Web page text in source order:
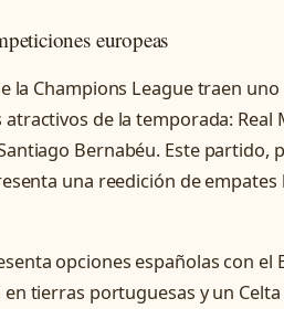
europeas
la Champions League traen uno
de la temporada: Real
Bernabéu. Este partido,
una reedición de
opciones españolas con el
tierras portuguesas y un